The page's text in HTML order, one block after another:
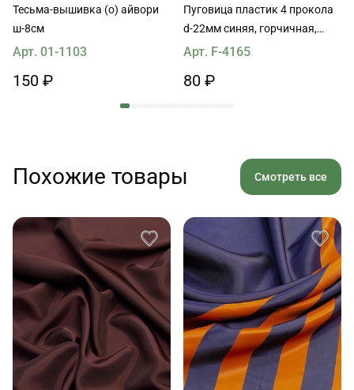
Тесьма-вышивка (о) айвори
ш-8см
Арт. 01-1103
150 ₽
Пуговица пластик 4 прокола
d-22мм синяя, горчичная,
светло-бежевая MaxMara
Арт. F-4165
80 ₽
Похожие товары Смотреть все